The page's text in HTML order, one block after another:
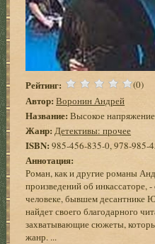
Рейтинг: (0)
Автор: Воронин Андрей
Название: Высокое
Жанр: Детективы: прочее
ISBN: 985-456-835-0, 978-985-
Аннотация:
Роман, как и другие романы
произведений об инкассаторе,
человеке, бывшем десантнике
найдет своего благодарного
захватывающие сюжеты,
жанр. ...